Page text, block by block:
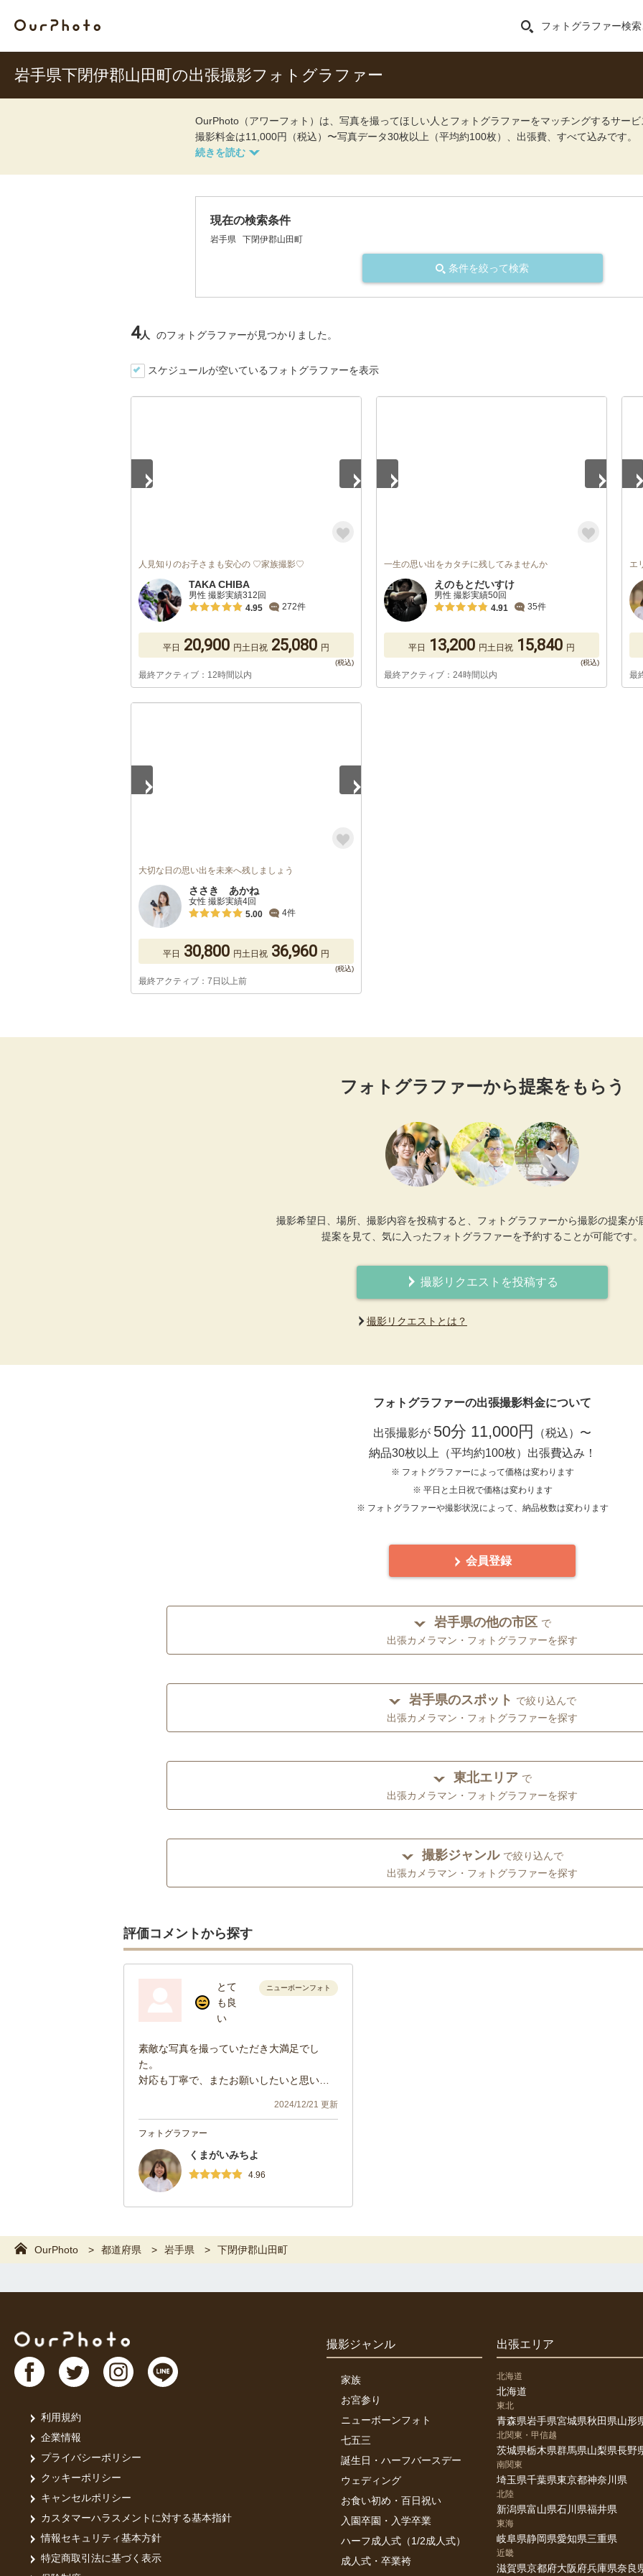
フォトグラファー検索
岩手県下閉伊郡山田町の出張撮影フォトグラファー
OurPhoto（アワーフォト）は、写真を撮ってほしい人とフォトグラファーをマッチングするサービ
撮影料金は11,000円（税込）〜写真データ30枚以上（平均約100枚）、出張費、すべて込みです。
現在の検索条件
岩手県 下閉伊郡山田町
条件を絞って検索
4人 のフォトグラファーが見つかりました。
スケジュールが空いているフォトグラファーを表示
人見知りのお子さまも安心の ♡家族撮影♡
TAKA CHIBA
男性 撮影実績312回
4.95
272件
平日 20,900 円土日祝 25,080 円
最終アクティブ：12時間以内
一生の思い出をカタチに残してみませんか
えのもとだいすけ
男性 撮影実績50回
4.91
35件
平日 13,200 円土日祝 15,840 円
最終アクティブ：24時間以内
エ
最
大切な日の思い出を未来へ残しましょう
ささき あかね
女性 撮影実績4回
5.00
4件
平日 30,800 円土日祝 36,960 円
最終アクティブ：7日以上前
フォトグラファーから提案をもらう
撮影希望日、場所、撮影内容を投稿すると、フォトグラファーから撮影の提案が
提案を見て、気に入ったフォトグラファーを予約することが可能です。
撮影リクエストを投稿する
撮影リクエストとは？
フォトグラファーの出張撮影料金について
出張撮影が 50分 11,000円
（税込）〜
納品30枚以上（平均約100枚）出張費込み！
※ フォトグラファーによって価格は変わります
※ 平日と土日祝で価格は変わります
※ フォトグラファーや撮影状況によって、納品枚数は変わります
会員登録
岩手県の他の市区 で
出張カメラマン・フォトグラファーを探す
岩手県のスポット で絞り込んで
出張カメラマン・フォトグラファーを探す
東北エリア で
出張カメラマン・フォトグラファーを探す
撮影ジャンル で絞り込んで
出張カメラマン・フォトグラファーを探す
評価コメントから探す
とて
も良
い
ニューボーンフォト
素敵な写真を撮っていただき大満足でし
た。
対応も丁寧で、またお願いしたいと思いま
2024/12/21 更新
フォトグラファー
くまがいみちよ
4.96
OurPhoto 都道府県 岩手県 下閉伊郡山田町
利用規約
企業情報
プライバシーポリシー
クッキーポリシー
キャンセルポリシー
カスタマーハラスメントに対する基本指針
情報セキュリティ基本方針
特定商取引法に基づく表示
撮影ジャンル
家族
お宮参り
ニューボーンフォト
七五三
誕生日・ハーフバースデー
ウェディング
お食い初め・百日祝い
入園卒園・入学卒業
ハーフ成人式（1/2成人式）
成人式・卒業袴
出張エリア
北海道
北海道
東北
青森県岩手県宮城県秋田県山形
北関東・甲信越
茨城県栃木県群馬県山梨県長野
南関東
埼玉県千葉県東京都神奈川県
北陸
新潟県富山県石川県福井県
東海
岐阜県静岡県愛知県三重県
近畿
滋賀県京都府大阪府兵庫県奈良